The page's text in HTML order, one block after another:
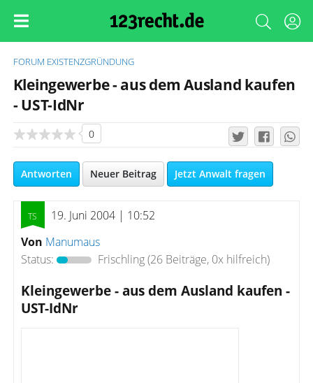
FORUM EXISTENZGRÜNDUNG
Kleingewerbe - aus dem Ausland kaufen
- UST-IdNr
0
Antworten Neuer Beitrag Jetzt Anwalt fragen
19. Juni 2004 | 10:52
Von Manumaus
Status:
Frischling(26 Beiträge, 0x hilfreich)
Kleingewerbe - aus dem Ausland kaufen -
UST-IdNr